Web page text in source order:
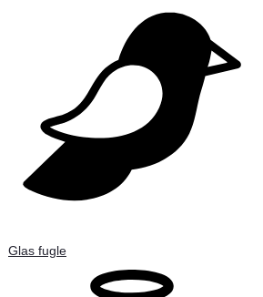
Glas fugle